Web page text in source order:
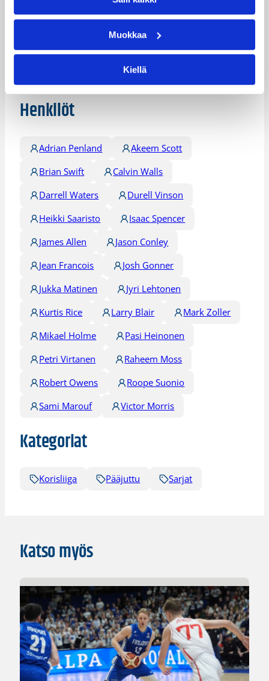
Muokkaa
Kiellä
/sarjat_tulokset/korisliiga/
Henkilöt
Adrian Penland
Akeem Scott
Brian Swift
Calvin Walls
Darrell Waters
Durell Vinson
Heikki Saaristo
Isaac Spencer
James Allen
Jason Conley
Jean Francois
Josh Gonner
Jukka Matinen
Jyri Lehtonen
Kurtis Rice
Larry Blair
Mark Zoller
Mikael Holme
Pasi Heinonen
Petri Virtanen
Raheem Moss
Robert Owens
Roope Suonio
Sami Marouf
Victor Morris
Kategoriat
Korisliiga Pääjuttu Sarjat
Katso myös